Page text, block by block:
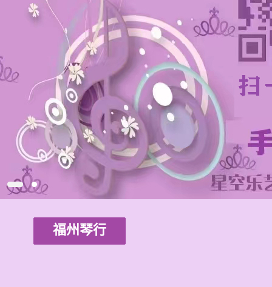
福州琴行